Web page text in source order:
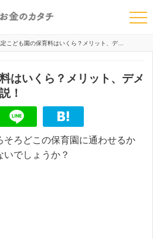
こども園の保育料はいくら？メリット、デメリットも合わせて解説！
はいくら？メリット、デメ
！
そろどこの保育園に通わせるか
でしょうか？